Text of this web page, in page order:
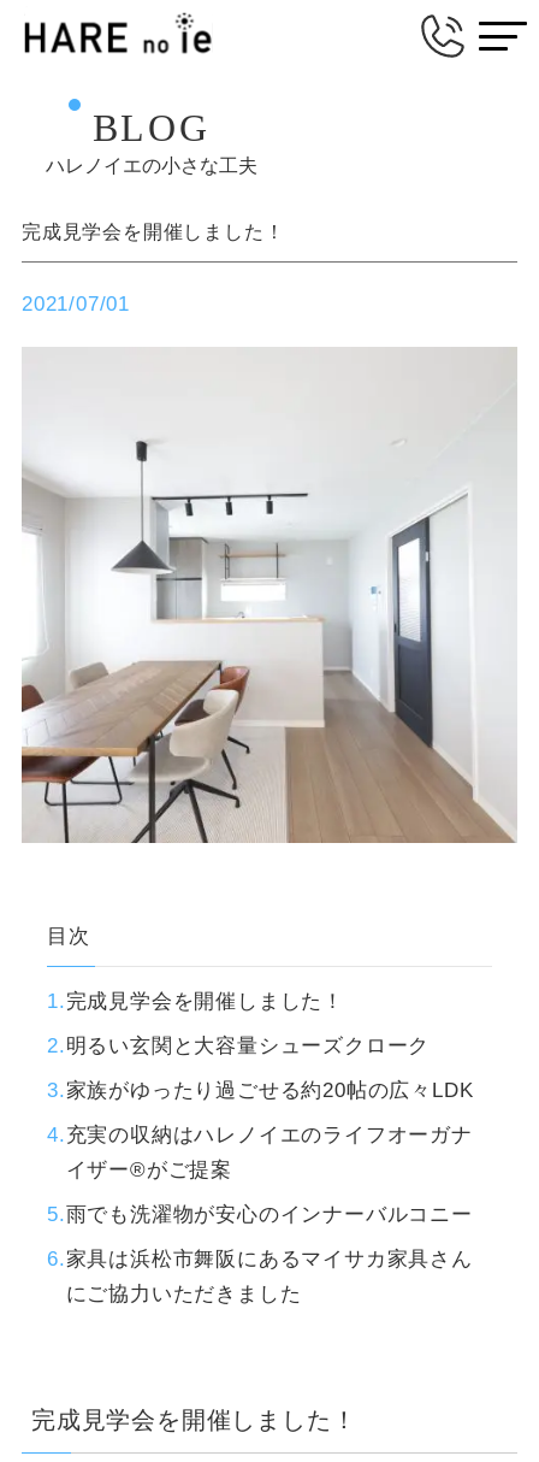
BLOG
ハレノイエの小さな工夫
完成見学会を開催しました！
2021/07/01
目次
完成見学会を開催しました！
明るい玄関と大容量シューズクローク
家族がゆったり過ごせる約20帖の広々LDK
充実の収納はハレノイエのライフオーガナ
イザー®がご提案
雨でも洗濯物が安心のインナーバルコニー
家具は浜松市舞阪にあるマイサカ家具さん
にご協力いただきました
完成見学会を開催しました！